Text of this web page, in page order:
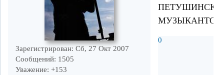
Зарегистрирован: Сб, 27 Окт 2007
Сообщений: 1505
Уважение: +153
0